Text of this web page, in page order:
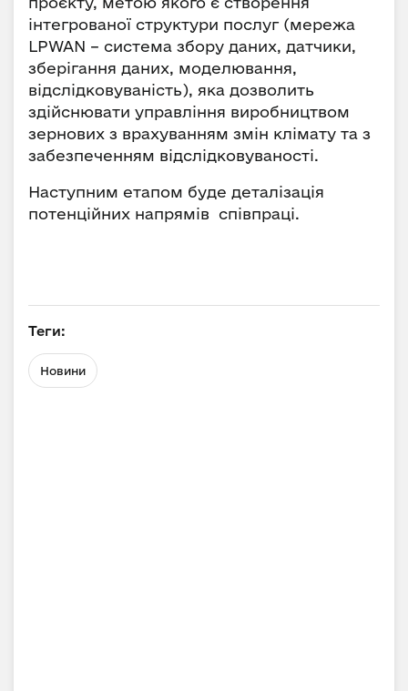
інтегрованої структури послуг (мережа
LPWAN – система збору даних, датчики,
зберігання даних, моделювання,
відслідковуваність), яка дозволить
здійснювати управління виробництвом
зернових з врахуванням змін клімату та з
забезпеченням відслідковуваності.
Наступним етапом буде деталізація
потенційних напрямів співпраці.
Теги:
Новини